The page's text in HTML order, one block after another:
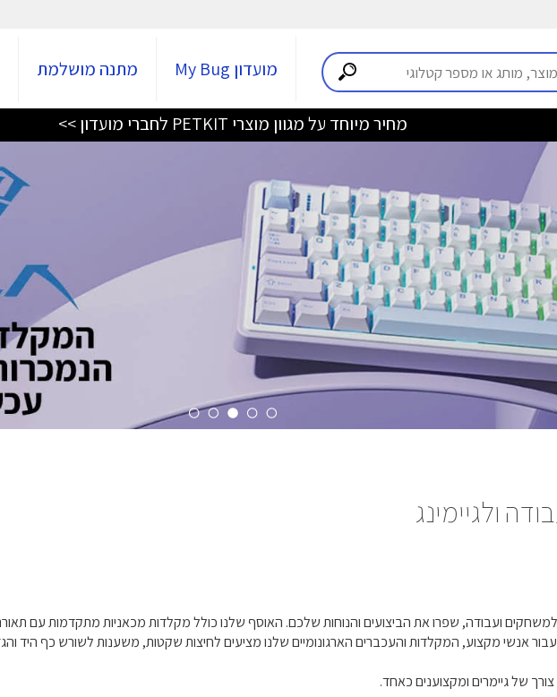
מועדון My Bug מתנה מושלמת
מחיר מיוחד על מגוון מוצרי PETKIT לחברי מועדון >>
ולגיימינג
של גיימרים ומקצוענים כאחד.